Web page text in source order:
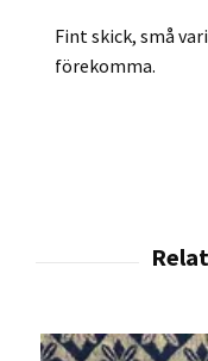
Fint skick, små
förekomma.